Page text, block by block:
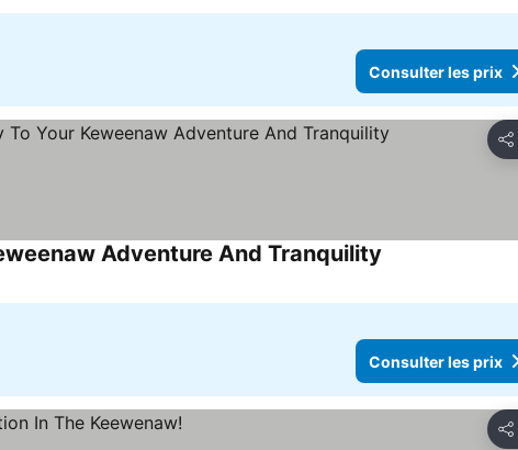
Consulter les prix
Adventure And Tranquility
Consulter les prix